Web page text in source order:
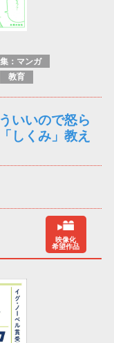
：マンガ
教育
いいので怒ら
しくみ」教え
映像化
希望作品